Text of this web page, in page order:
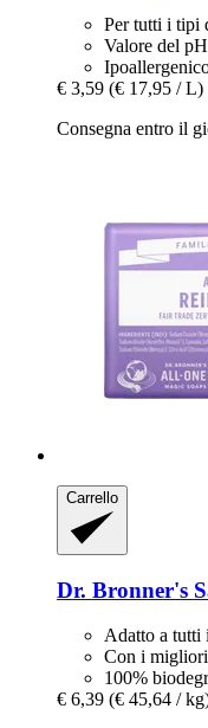
Per tutti i tipi
Valore del
€ 3,59 (€ 17,95 / L)
Consegna entro il
Carrello
Dr. Bronner's
Adatto a tutti
Con i
100%
€ 6,39 (€ 45,64 /